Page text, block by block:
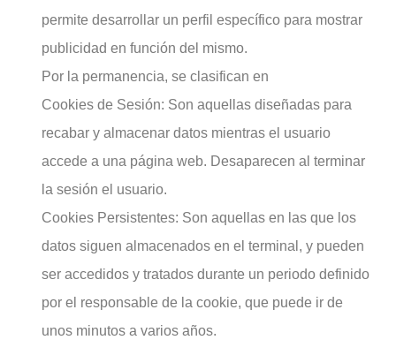
permite desarrollar un perfil específico para mostrar
publicidad en función del mismo.
Por la permanencia, se clasifican en
Cookies de Sesión: Son aquellas diseñadas para
recabar y almacenar datos mientras el usuario
accede a una página web. Desaparecen al terminar
la sesión el usuario.
Cookies Persistentes: Son aquellas en las que los
datos siguen almacenados en el terminal, y pueden
ser accedidos y tratados durante un periodo definido
por el responsable de la cookie, que puede ir de
unos minutos a varios años.